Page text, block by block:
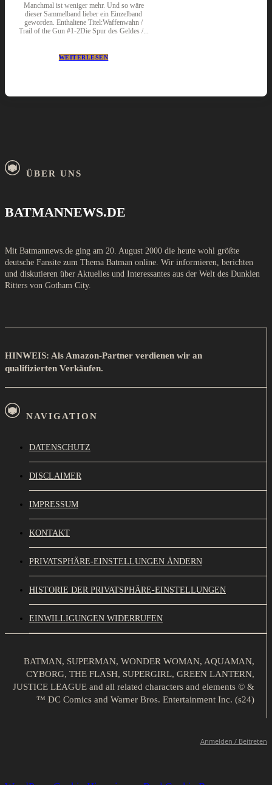
Manchmal ist weniger mehr. Und so wäre
dieser Sammelband lieber ein Einzelband
geworden. Enthaltene Titel:Waffenwahn /
Trail of the Gun #1-2Die Spur des Geldes /...
WEITERLESEN
ÜBER UNS
BATMANNEWS.DE
Mit Batmannews.de ging am 20. August 2000 die heute wohl größte
deutsche Fansite zum Thema Batman online. Wir informieren, berichten
und diskutieren über Aktuelles und Interessantes aus der Welt des Dunklen
Ritters von Gotham City.
HINWEIS: Als Amazon-Partner verdienen wir an
qualifizierten Verkäufen.
NAVIGATION
DATENSCHUTZ
DISCLAIMER
IMPRESSUM
KONTAKT
PRIVATSPHÄRE-EINSTELLUNGEN ÄNDERN
HISTORIE DER PRIVATSPHÄRE-EINSTELLUNGEN
EINWILLIGUNGEN WIDERRUFEN
BATMAN, SUPERMAN, WONDER WOMAN, AQUAMAN,
CYBORG, THE FLASH, SUPERGIRL, GREEN LANTERN,
JUSTICE LEAGUE and all related characters and elements © &
™ DC Comics and Warner Bros. Entertainment Inc. (s24)
Anmelden / Beitreten